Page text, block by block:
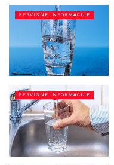
SERVISNE INFORMACIJE
SERVISNE INFORMACIJE